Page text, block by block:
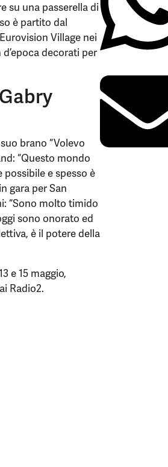
su una passerella di
è partito dal
Village nei
decorati per
brano “Volevo
“Questo mondo
e spesso è
gara per San
“Sono molto timido
sono onorato ed
è il potere della
e 15 maggio,
Radio2.